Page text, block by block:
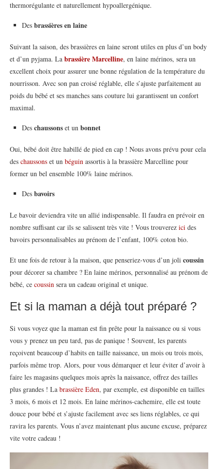
thermorégulante et naturellement hypoallergénique.
Des brassières en laine
Suivant la saison, des brassières en laine seront utiles en plus d’un body
et d’un pyjama. La brassière Marcelline, en laine mérinos, sera un
excellent choix pour assurer une bonne régulation de la température du
nourrisson. Avec son pan croisé réglable, elle s’ajuste parfaitement au
poids du bébé et ses manches sans couture lui garantissent un confort
maximal.
Des chaussons et un bonnet
Oui, bébé doit être habillé de pied en cap ! Nous avons prévu pour cela
des chaussons et un béguin assortis à la brassière Marcelline pour
former un bel ensemble 100% laine mérinos.
Des bavoirs
Le bavoir deviendra vite un allié indispensable. Il faudra en prévoir en
nombre suffisant car ils se salissent très vite ! Vous trouverez ici des
bavoirs personnalisables au prénom de l’enfant, 100% coton bio.
Et une fois de retour à la maison, que penseriez-vous d’un joli coussin
pour décorer sa chambre ? En laine mérinos, personnalisé au prénom de
bébé, ce coussin sera un cadeau original et unique.
Et si la maman a déjà tout préparé ?
Si vous voyez que la maman est fin prête pour la naissance ou si vous
vous y prenez un peu tard, pas de panique ! Souvent, les parents
reçoivent beaucoup d’habits en taille naissance, un mois ou trois mois,
parfois même trop. Alors, pour vous démarquer et leur éviter d’avoir à
faire les magasins quelques mois après la naissance, offrez des tailles
plus grandes ! La brassière Eden, par exemple, est disponible en tailles
3 mois, 6 mois et 12 mois. En laine mérinos-cachemire, elle est toute
douce pour bébé et s’ajuste facilement avec ses liens réglables, ce qui
ravira les parents. Vous n’avez maintenant plus aucune excuse, préparez
vite votre cadeau !